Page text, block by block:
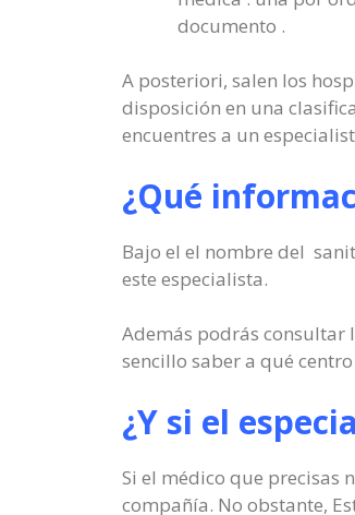
documento .
A posteriori, salen los
disposición en una
encuentres a un
¿Qué
Bajo el el nombre del
este especialista.
Además podrás consultar
sencillo saber a qué
¿Y si el
Si el médico que precisas
compañía. No obstante,